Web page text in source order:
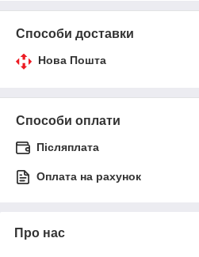
Способи доставки
Нова Пошта
Способи оплати
Післяплата
Оплата на рахунок
Про нас